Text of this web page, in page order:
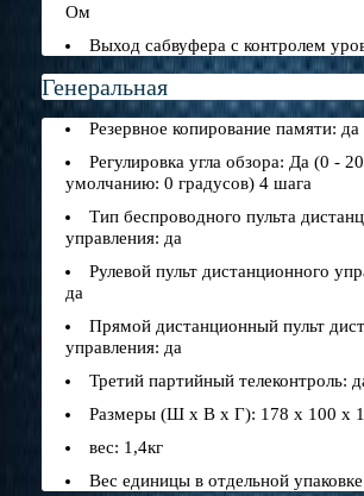
Ом
Выход сабвуфера с контролем
Генеральная
Резервное копирование памяти: да
Регулировка угла обзора: Да (0 -
умолчанию: 0 градусов) 4 шага
Тип беспроводного пульта
управления: да
Рулевой пульт дистанционного
да
Прямой дистанционный пульт
управления: да
Третий партийный телеконтроль:
Размеры (Ш x В x Г): 178 x 100 x
вес: 1,4кг
Вес единицы в отдельной